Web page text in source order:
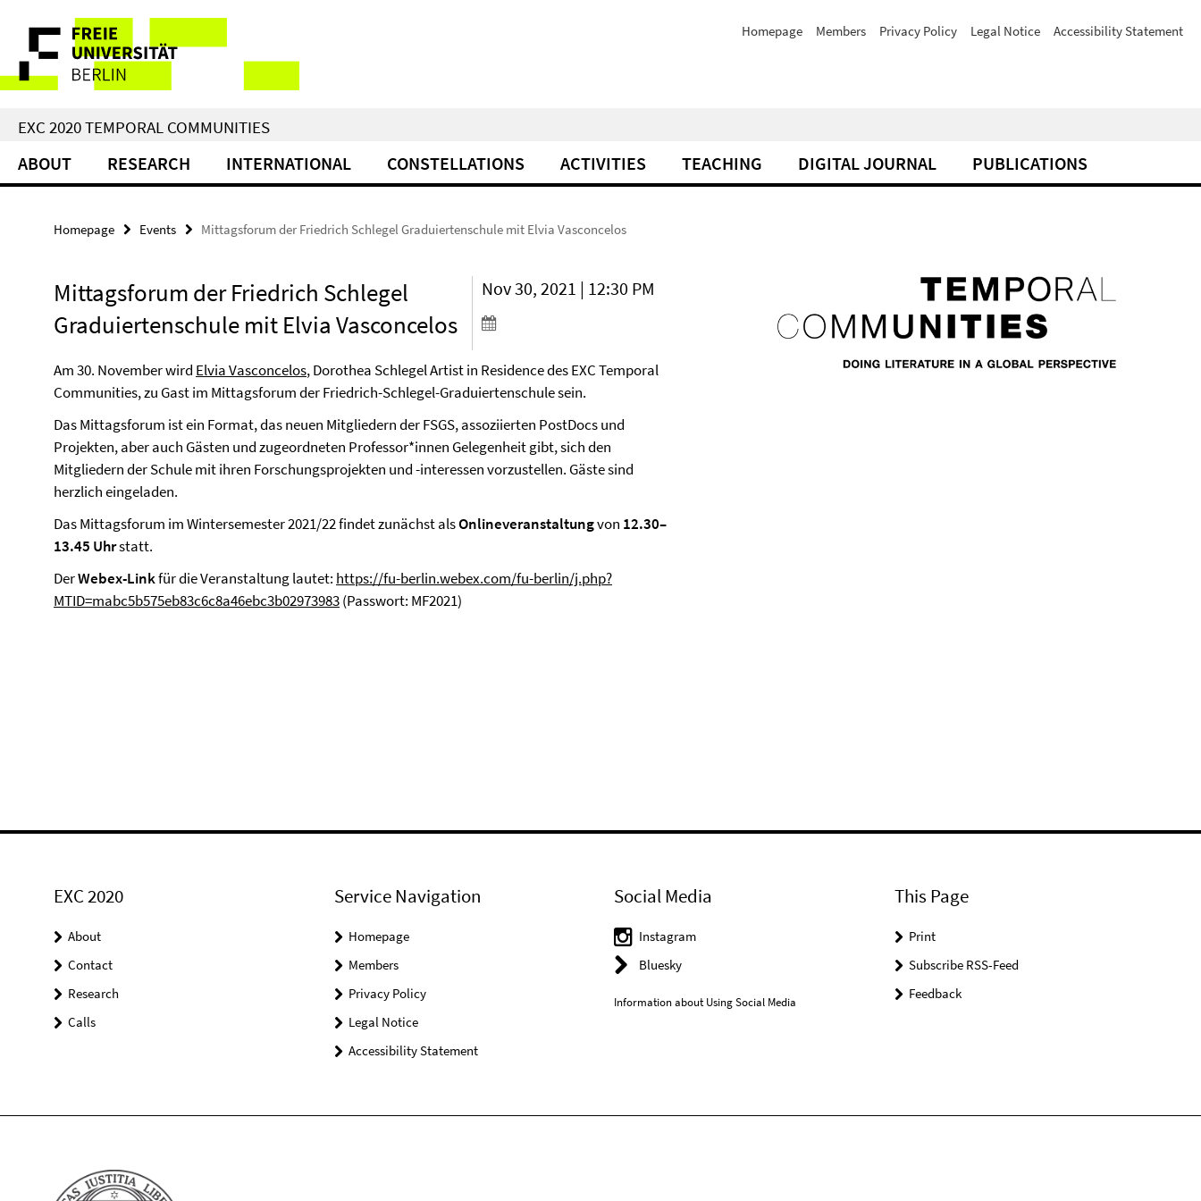
direkt
Inhalt
Service
Navigation
Homepage Members Privacy Policy Legal Notice Accessibility Statement
EXC 2020 TEMPORAL COMMUNITIES
ABOUT RESEARCH INTERNATIONAL CONSTELLATIONS ACTIVITIES TEACHING DIGITAL JOURNAL PUBLICATIONS
Homepage Events Mittagsforum der Friedrich Schlegel Graduiertenschule mit Elvia Vasconcelos
Mittagsforum der Friedrich Schlegel
Graduiertenschule mit Elvia Vasconcelos
Nov 30, 2021 | 12:30 PM
Am 30. November wird Elvia Vasconcelos, Dorothea Schlegel Artist in Residence des EXC Temporal
Communities, zu Gast im Mittagsforum der Friedrich-Schlegel-Graduiertenschule sein.
Das Mittagsforum ist ein Format, das neuen Mitgliedern der FSGS, assoziierten PostDocs und
Projekten, aber auch Gästen und zugeordneten Professor*innen Gelegenheit gibt, sich den
Mitgliedern der Schule mit ihren Forschungsprojekten und -interessen vorzustellen. Gäste sind
herzlich eingeladen.
Das Mittagsforum im Wintersemester 2021/22 findet zunächst alsOnlineveranstaltungvon 12.30–
13.45 Uhrstatt.
DerWebex-Linkfür die Veranstaltung lautet: https://fu-berlin.webex.com/fu-berlin/j.php?
MTID=mabc5b575eb83c6c8a46ebc3b02973983(Passwort: MF2021)
EXC 2020
About
Contact
Research
Calls
Service Navigation
Homepage
Members
Privacy Policy
Legal Notice
Accessibility Statement
Social Media
Instagram
Bluesky
Information about Using Social Media
This Page
Print
Subscribe RSS-Feed
Feedback